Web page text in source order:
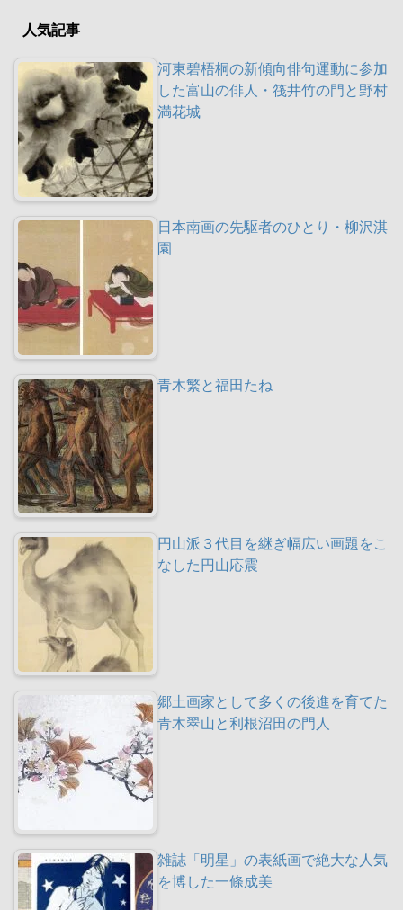
人気記事
河東碧梧桐の新傾向俳句運動に参加
した富山の俳人・筏井竹の門と野村
満花城
日本南画の先駆者のひとり・柳沢淇
園
青木繁と福田たね
円山派３代目を継ぎ幅広い画題をこ
なした円山応震
郷土画家として多くの後進を育てた
青木翠山と利根沼田の門人
雑誌「明星」の表紙画で絶大な人気
を博した一條成美